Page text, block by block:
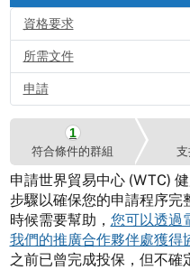
資格要求
所需文件
申請
符合條件的群組
申請世界貿易中心 (WTC)
步驟以確保您的申請程序完
時候需要幫助， 您可以透過
我們的推廣合作夥伴處獲得
之前已曾完成投保，但不確